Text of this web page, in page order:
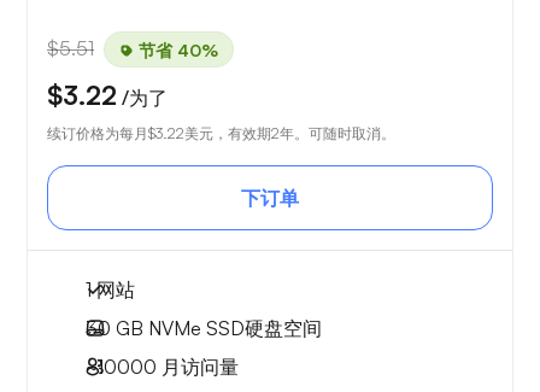
$5.51 节省 40%
$3.22 /为了
续订价格为每月$3.22美元，有效期2年。可随时取消。
下订单
1 网站
30 GB NVMe SSD硬盘空间
~10000 月访问量